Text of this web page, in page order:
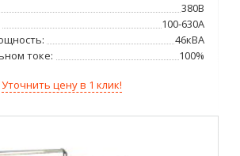
380В
100-630А
46кВА
токе:
100%
Уточнить цену в 1 клик!